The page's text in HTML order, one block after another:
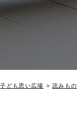
子ども思い広場 読みもの